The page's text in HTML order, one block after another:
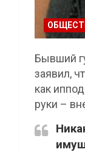
Бывший
заявил,
как
руки –